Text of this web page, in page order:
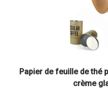
Papier de feuille de thé
crème